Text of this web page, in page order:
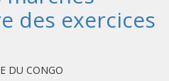
des exercices
DU CONGO